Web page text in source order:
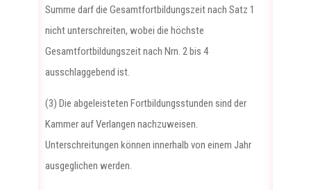
Summe darf die Gesamtfortbildungszeit nach Satz 1
nicht unterschreiten, wobei die höchste
Gesamtfortbildungszeit nach Nrn. 2 bis 4
ausschlaggebend ist.
(3) Die abgeleisteten Fortbildungsstunden sind der
Kammer auf Verlangen nachzuweisen.
Unterschreitungen können innerhalb von einem Jahr
ausgeglichen werden.